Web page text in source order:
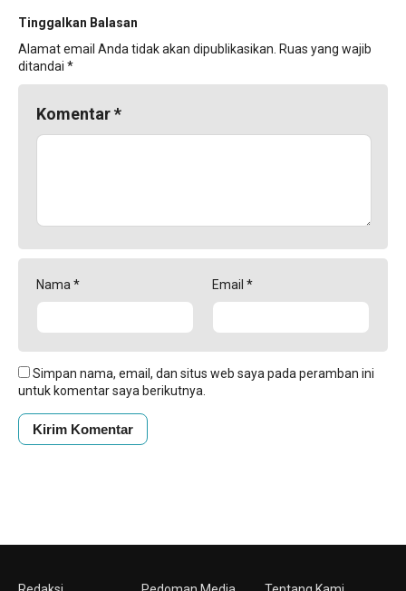
Tinggalkan Balasan
Alamat email Anda tidak akan dipublikasikan. Ruas yang wajib
ditandai *
Komentar*
Nama * Email *
Simpan nama, email, dan situs web saya pada peramban ini
untuk komentar saya berikutnya.